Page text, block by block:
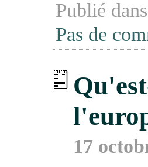
Publié dans
Pas de
17